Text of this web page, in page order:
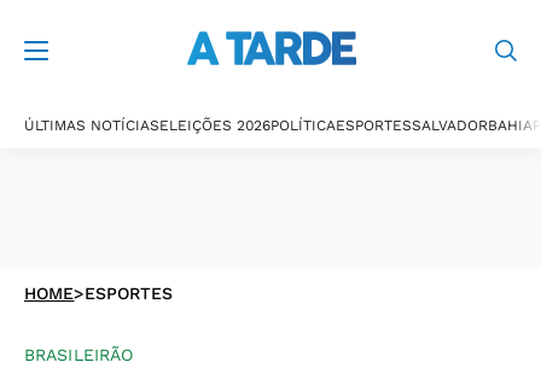
ÚLTIMAS NOTÍCIASELEIÇÕES 2026POLÍTICAESPORTESSALVADORBAHIA
HOME>ESPORTES
BRASILEIRÃO